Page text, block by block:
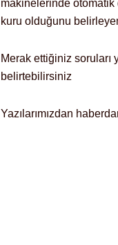
makinelerinde otomatik
kuru olduğunu
Merak ettiğiniz soruları
belirtebilirsiniz
Yazılarımızdan